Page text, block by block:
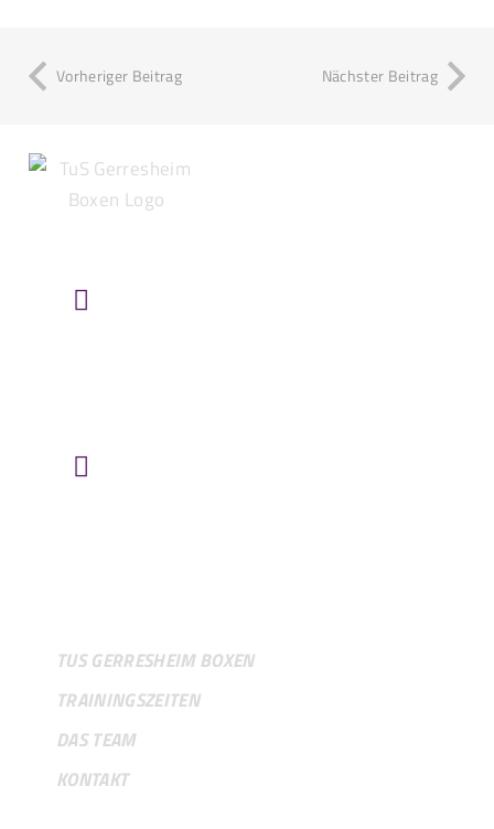
Vorheriger Beitrag Nächster Beitrag
TUS GERRESHEIM BOXEN
TRAININGSZEITEN
DAS TEAM
KONTAKT